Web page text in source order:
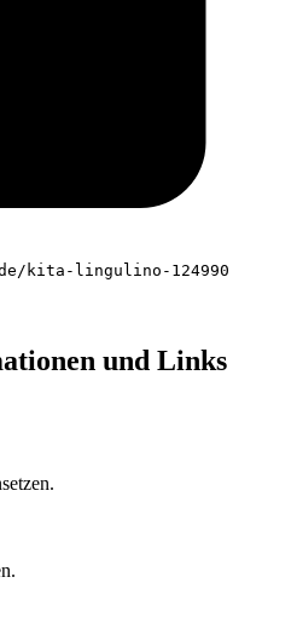
kita-lingulino-124990
und Links